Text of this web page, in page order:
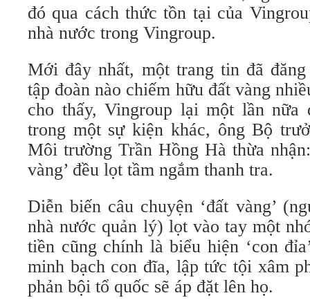
đó qua cách thức tồn tại của
nhà nước trong Vingroup.
Mới đây nhất, một trang tin đã
tập đoàn nào chiếm hữu đất vàng
cho thấy, Vingroup lại một lần
trong một sự kiện khác, ông Bộ
Môi trường Trần Hồng Hà thừa
vàng’ đều lọt tầm ngắm thanh tra.
Diễn biến câu chuyện ‘đất vàng’
nhà nước quản lý) lọt vào tay một
tiền cũng chính là biểu hiện ‘con
minh bạch con đĩa, lập tức tội xâm
phản bội tổ quốc sẽ áp đặt lên họ.